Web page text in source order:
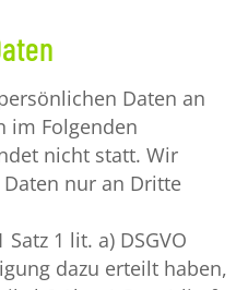
Daten an
im Folgenden
nicht statt. Wir
nur an Dritte
1 lit. a) DSGVO
dazu erteilt haben,